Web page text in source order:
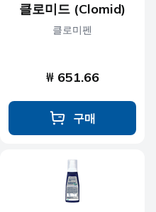
클로미드 (Clomid)
클로미펜
₩ 651.66
구매